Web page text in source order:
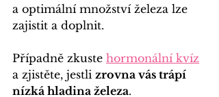
a optimální množství železa lze
zajistit a doplnit.
Případně zkuste hormonální kvíz
a zjistěte, jestli zrovna vás trápí
nízká hladina železa.